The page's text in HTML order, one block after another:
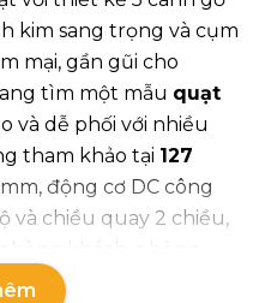
kim sang trọng và cụm
mại, gần gũi cho
tìm một mẫu quạt
và dễ phối với nhiều
tham khảo tại 127
động cơ DC công
và chiều quay 2 chiều,
khách, phòng
đình.